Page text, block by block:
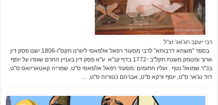
רבי יעקב חג'אג' זצ"ל
בספר "משחא דרבותא" לרבי מסעוד רפאל אלפאסי ליוורנו תקס"ו-1806 ישנו פסק דין
ארוך ומנומק משנת תקל"ב -1772 בדף קנ"א ע"א פסק דין בעניין החרם שגזרו על יוסף
בכ"ר שמואל נטף . ועליו חתומים :מסעוד רפאל אלפאסי ס"ט, שמריה קאטאריואס ס"ט,
דוד נג'אר ס"ט, יוסף זרקא ס"ט, אברהם כטורזה ס"ט, …